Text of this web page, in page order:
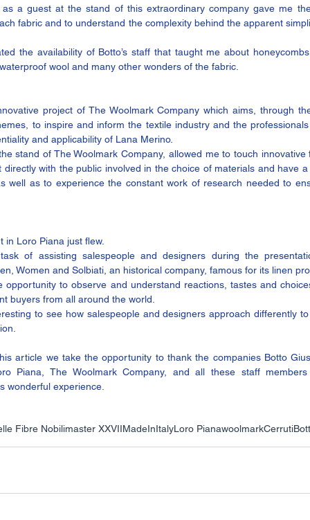
a guest at the stand of this extraordinary company gave me
fabric and to understand the complexity behind the apparent
the availability of Botto’s staff that taught me about
wool and many other wonders of the fabric.
project of The Woolmark Company which aims, through
to inspire and inform the textile industry and the
and applicability of Lana Merino.
stand of The Woolmark Company, allowed me to touch
with the public involved in the choice of materials and have
well as to experience the constant work of research needed to
in Loro Piana just flew.
of assisting salespeople and designers during the
Women and Solbiati, an historical company, famous for its linen
opportunity to observe and understand reactions, tastes and
buyers from all around the world.
to see how salespeople and designers approach differently
article we take the opportunity to thank the companies Botto
Piana, The Woolmark Company, and all these staff
wonderful experience.
Fibre Nobilimaster XXVIIMadeInItalyLoro PianawoolmarkCerruti